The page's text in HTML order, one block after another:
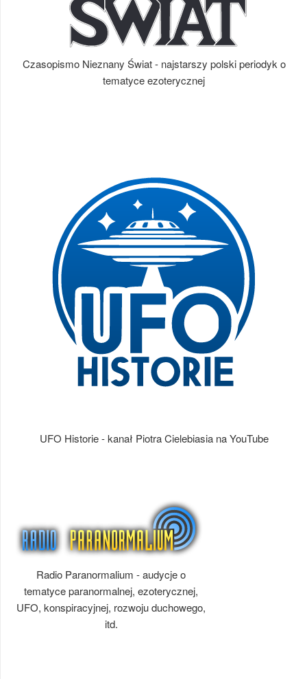
Czasopismo Nieznany Świat - najstarszy polski periodyk o
tematyce ezoterycznej
UFO Historie - kanał Piotra Cielebiasia na YouTube
Radio Paranormalium - audycje o
tematyce paranormalnej, ezoterycznej,
UFO, konspiracyjnej, rozwoju duchowego,
itd.